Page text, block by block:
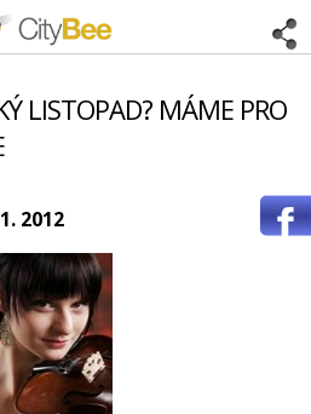
CityBee
LISTOPAD? MÁME PRO
2012